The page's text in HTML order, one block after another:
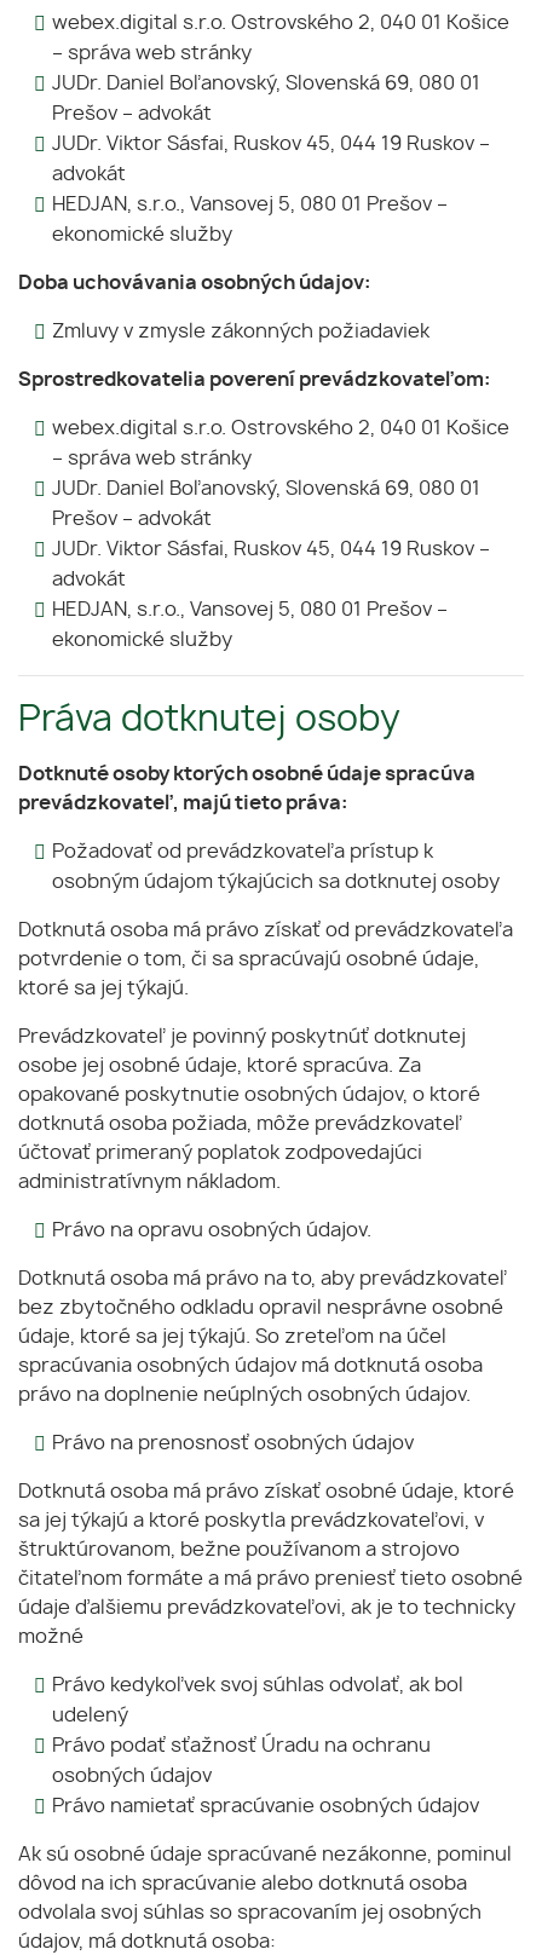
webex.digital s.r.o. Ostrovského 2, 040 01 Košice
– správa web stránky
JUDr. Daniel Boľanovský, Slovenská 69, 080 01
Prešov – advokát
JUDr. Viktor Sásfai, Ruskov 45, 044 19 Ruskov –
advokát
HEDJAN, s.r.o., Vansovej 5, 080 01 Prešov –
ekonomické služby
Doba uchovávania osobných údajov:
Zmluvy v zmysle zákonných požiadaviek
Sprostredkovatelia poverení prevádzkovateľom:
webex.digital s.r.o. Ostrovského 2, 040 01 Košice
– správa web stránky
JUDr. Daniel Boľanovský, Slovenská 69, 080 01
Prešov – advokát
JUDr. Viktor Sásfai, Ruskov 45, 044 19 Ruskov –
advokát
HEDJAN, s.r.o., Vansovej 5, 080 01 Prešov –
ekonomické služby
Práva dotknutej osoby
Dotknuté osoby ktorých osobné údaje spracúva
prevádzkovateľ, majú tieto práva:
Požadovať od prevádzkovateľa prístup k
osobným údajom týkajúcich sa dotknutej osoby
Dotknutá osoba má právo získať od prevádzkovateľa
potvrdenie o tom, či sa spracúvajú osobné údaje,
ktoré sa jej týkajú.
Prevádzkovateľ je povinný poskytnúť dotknutej
osobe jej osobné údaje, ktoré spracúva. Za
opakované poskytnutie osobných údajov, o ktoré
dotknutá osoba požiada, môže prevádzkovateľ
účtovať primeraný poplatok zodpovedajúci
administratívnym nákladom.
Právo na opravu osobných údajov.
Dotknutá osoba má právo na to, aby prevádzkovateľ
bez zbytočného odkladu opravil nesprávne osobné
údaje, ktoré sa jej týkajú. So zreteľom na účel
spracúvania osobných údajov má dotknutá osoba
právo na doplnenie neúplných osobných údajov.
Právo na prenosnosť osobných údajov
Dotknutá osoba má právo získať osobné údaje, ktoré
sa jej týkajú a ktoré poskytla prevádzkovateľovi, v
štruktúrovanom, bežne používanom a strojovo
čitateľnom formáte a má právo preniesť tieto osobné
údaje ďalšiemu prevádzkovateľovi, ak je to technicky
možné
Právo kedykoľvek svoj súhlas odvolať, ak bol
udelený
Právo podať sťažnosť Úradu na ochranu
osobných údajov
Právo namietať spracúvanie osobných údajov
Ak sú osobné údaje spracúvané nezákonne, pominul
dôvod na ich spracúvanie alebo dotknutá osoba
odvolala svoj súhlas so spracovaním jej osobných
údajov, má dotknutá osoba: